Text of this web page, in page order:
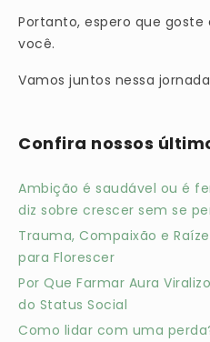
Portanto, espero que goste
você.
Vamos juntos nessa
Confira nossos
Ambição é saudável ou é
diz sobre crescer sem se
Trauma, Compaixão e
para Florescer
Por Que Farmar Aura
do Status Social
Como lidar com uma